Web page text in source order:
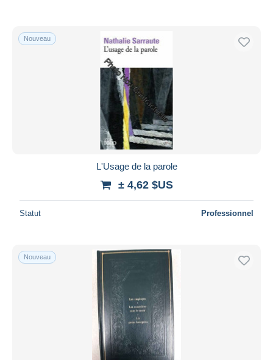
Nouveau
L'Usage de la parole
± 4,62 $US
Statut Professionnel
Nouveau